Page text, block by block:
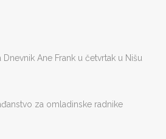
Ane Frank u četvrtak u Nišu
za omladinske radnike